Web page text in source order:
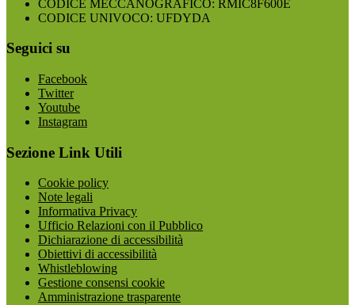
CODICE MECCANOGRAFICO: RMIC8F600E
CODICE UNIVOCO: UFDYDA
Seguici su
Facebook
Twitter
Youtube
Instagram
Sezione Link Utili
Cookie policy
Note legali
Informativa Privacy
Ufficio Relazioni con il Pubblico
Dichiarazione di accessibilità
Obiettivi di accessibilità
Whistleblowing
Gestione consensi cookie
Amministrazione trasparente